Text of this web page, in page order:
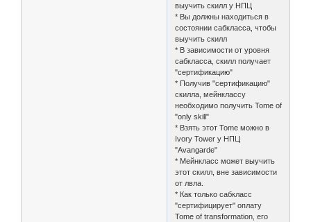
выучить скилл у НПЦ
* Вы должны находиться в
состоянии сабкласса, чтобы
выучить скилл
* В зависимости от уровня
сабкласса, скилл получает
"сертификацию"
* Получив "сертификацию"
скилла, мейнклассу
необходимо получить Tome of
"only skill"
* Взять этот Tome можно в
Ivory Tower у НПЦ
"Avangarde"
* Мейнкласс может выучить
этот скилл, вне зависимости
от лвла.
* Как только сабкласс
"сертифицирует" оплату
Tome of transformation, его